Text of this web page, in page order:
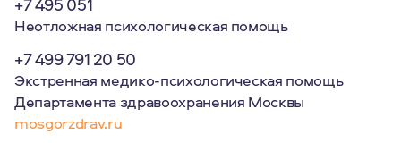
Неотложная психологическая помощь
+7 499 791 20 50
Экстренная медико-психологическая помощь
Департамента здравоохранения Москвы
mosgorzdrav.ru